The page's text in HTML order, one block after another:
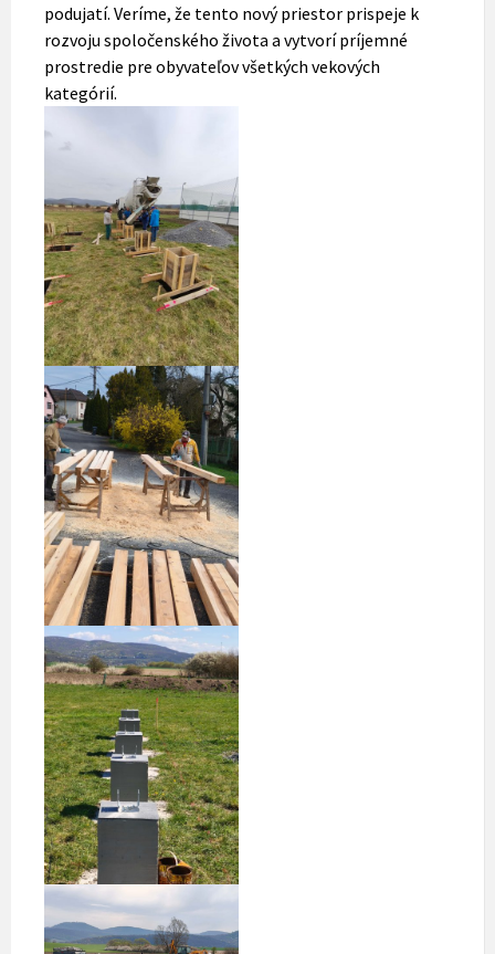
podujatí. Veríme, že tento nový priestor prispeje k
rozvoju spoločenského života a vytvorí príjemné
prostredie pre obyvateľov všetkých vekových
kategórií.